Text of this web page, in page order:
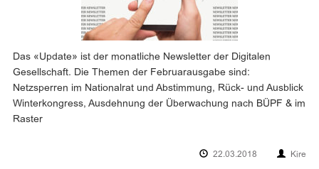
Das «Update» ist der monatliche Newsletter der Digitalen
Gesellschaft. Die Themen der Februarausgabe sind:
Netzsperren im Nationalrat und Abstimmung, Rück- und Ausblick
Winterkongress, Ausdehnung der Überwachung nach BÜPF & im
Raster
22.03.2018 Kire